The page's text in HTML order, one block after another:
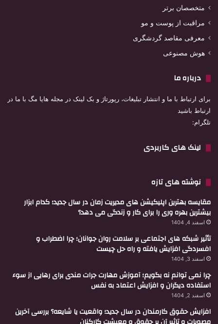
متخصصان برتر
مراقبت از پوست و مو
معرفی مقاصد گردشگری
هوش مصنوعی
درباره ما
برای ارتباط با ما و انتشار تبلیغات، رپورتاژ و بک لینک در مجله هایا مگ با ما در
ارتباط باشید
تلگرام:
لینک های کاربردی
نوشته های تازه
مقایسه بهترین اپلیکیشن های مدیریت زمان در سال جدید؛ کدام ابزار
بیشترین بهره وری را برای کار و زندگی می دهد؟
اسفند 4, 1404
تأثیر شبکه های اجتماعی بر سلامت روان جوانان؛ چرا اضطراب و
افسردگی افزایش یافته و راه حل چیست
اسفند 3, 1404
چرا نمی توانم نه بگویم؛ آموزش مهارت جرات مندی برای رهایی از سوء
استفاده دیگران و افزایش اعتماد به نفس
اسفند 2, 1404
افزایش حقوق کارمندان در سال جدید؛ واقعیت یا شایعه؟ بررسی آخرین